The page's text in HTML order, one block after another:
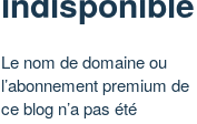
Le nom de domaine ou
l’abonnement premium de
ce blog n’a pas été